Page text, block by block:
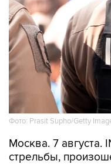
Фото: Prasit Supho/Getty
Москва. 7 августа.
стрельбы,